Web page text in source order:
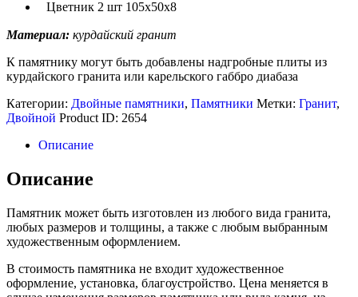
Цветник 2 шт 105х50х8
Материал: курдайский гранит
К памятнику могут быть добавлены надгробные плиты из
курдайского гранита или карельского габбро диабаза
Категории: Двойные памятники, Памятники Метки: Гранит,
Двойной Product ID: 2654
Описание
Описание
Памятник может быть изготовлен из любого вида гранита,
любых размеров и толщины, а также с любым выбранным
художественным оформлением.
В стоимость памятника не входит художественное
оформление, установка, благоустройство. Цена меняется в